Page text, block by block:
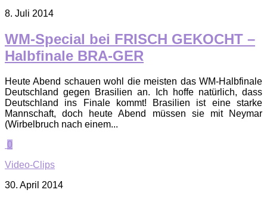
8. Juli 2014
WM-Special bei FRISCH GEKOCHT –
Halbfinale BRA-GER
Heute Abend schauen wohl die meisten das WM-Halbfinale
Deutschland gegen Brasilien an. Ich hoffe natürlich, dass
Deutschland ins Finale kommt! Brasilien ist eine starke
Mannschaft, doch heute Abend müssen sie mit Neymar
(Wirbelbruch nach einem...
0
Video-Clips
30. April 2014